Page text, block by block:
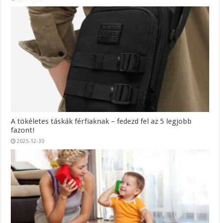
A tökéletes táskák férfiaknak – fedezd fel az 5 legjobb
fazont!
2025-12-30